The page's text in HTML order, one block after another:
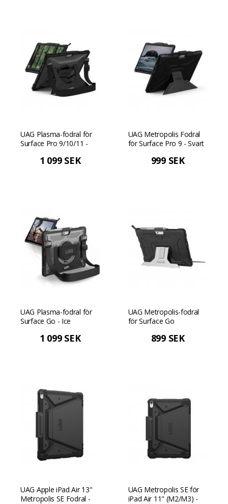
UAG Plasma-fodral för
Surface Pro 9/10/11 -
1 099 SEK
UAG Metropolis Fodral
för Surface Pro 9 - Svart
999 SEK
UAG Plasma-fodral för
Surface Go - Ice
1 099 SEK
UAG Metropolis-fodral
för Surface Go
899 SEK
UAG Apple iPad Air 13"
Metropolis SE Fodral -
UAG Metropolis SE för
iPad Air 11" (M2/M3) -